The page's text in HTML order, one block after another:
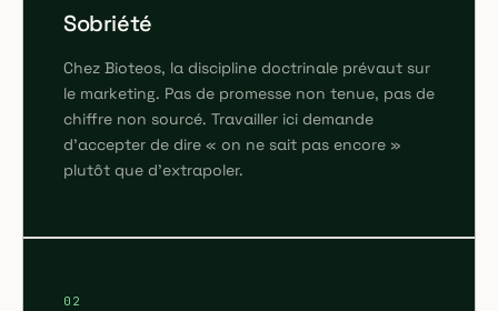
Sobriété
Chez Bioteos, la discipline doctrinale prévaut sur
le marketing. Pas de promesse non tenue, pas de
chiffre non sourcé. Travailler ici demande
d'accepter de dire « on ne sait pas encore »
plutôt que d'extrapoler.
02